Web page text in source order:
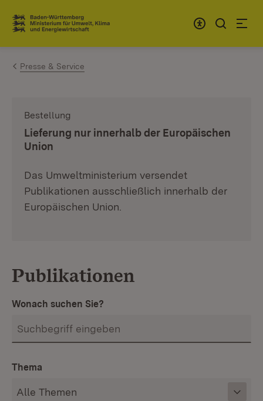
Zum Inhalt springen
Link zur Startseite
Presse & Service
Bestellung
Lieferung nur innerhalb der Europäischen
Union
Das Umweltministerium versendet
Publikationen ausschließlich innerhalb der
Europäischen Union.
Publikationen
Wonach suchen Sie?
Thema